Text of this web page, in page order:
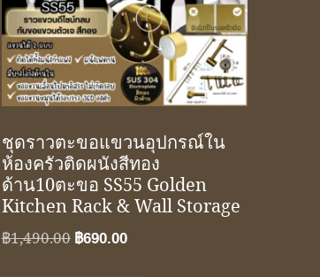
ชุดราวตะขอแขวนอุปกรณ์ใน
ห้องครัวติดผนังสีทอง
ด้าน10ตะขอ SS55 Golden
Kitchen Rack & Wall Storage
฿1,490.00 Original
฿690.00Current